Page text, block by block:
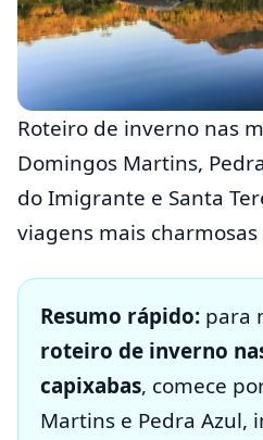
Roteiro de inverno nas
Domingos Martins,
do Imigrante e Santa
viagens mais
Resumo rápido: para
roteiro de inverno
capixabas, comece
Martins e Pedra Azul,